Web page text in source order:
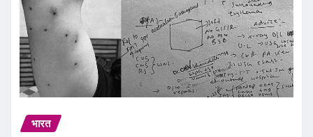
भारत